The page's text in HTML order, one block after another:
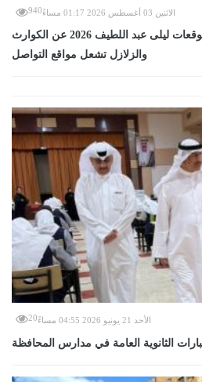
الاثنين 03 أغسطس 2026 01:17 مساءً 940
بعد زلزال مصر اليوم.. توقعات ليلى عبد اللطيف 2026 عن الكوارث
والزلازل تشعل مواقع التواصل
الأحد 21 يونيو 2026 04:55 مساءً 20
الثانوية العامة في مدارس المحافظة